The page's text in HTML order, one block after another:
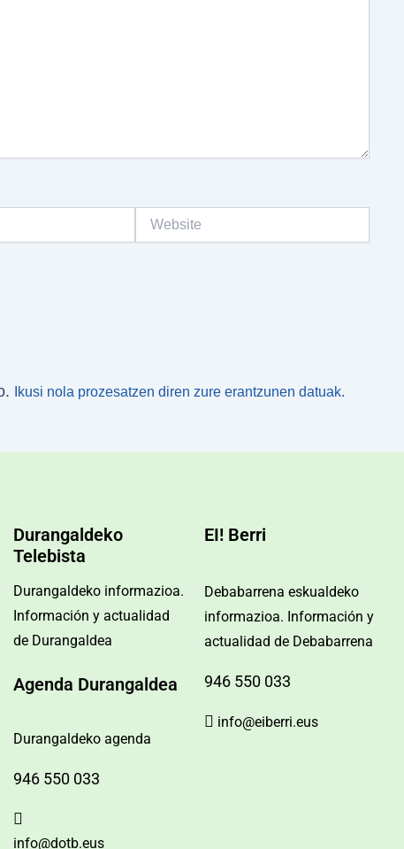
Ikusi nola prozesatzen diren zure erantzunen datuak.
Durangaldeko
Telebista
Durangaldeko informazioa.
Información y actualidad
de Durangaldea
Agenda Durangaldea
Durangaldeko agenda
946 550 033
info@dotb.eus
EI! Berri
Debabarrena eskualdeko
informazioa. Información y
actualidad de Debabarrena
946 550 033
info@eiberri.eus